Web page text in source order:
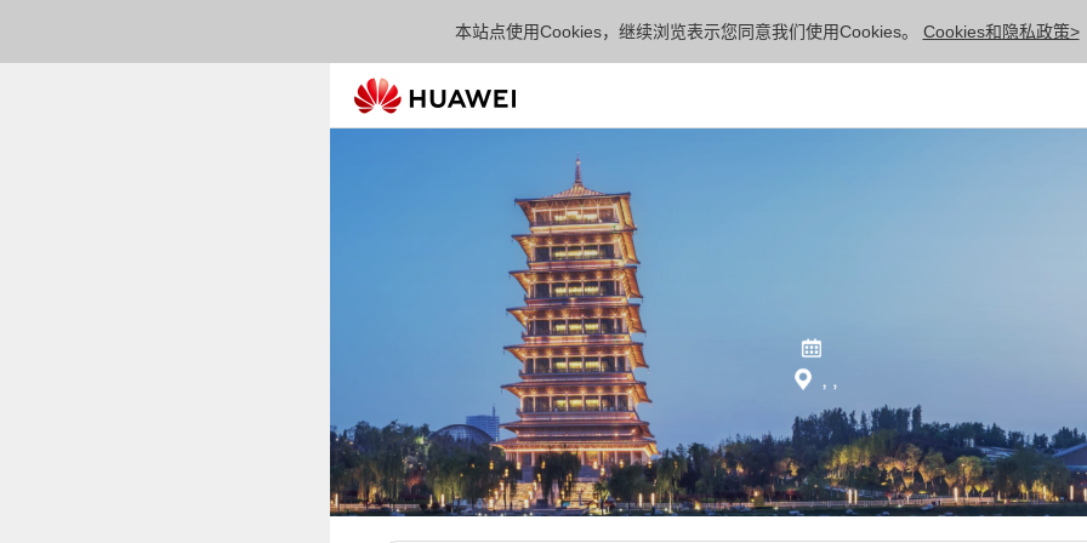
本站点使用Cookies，继续浏览表示您同意我们使用Cookies。 Cookies和隐私政策>